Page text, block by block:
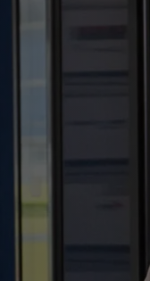
1. Datenschutz
Die folgenden
darüber, was mit
wenn Sie diese
Daten sind alle
werden können.
Datenschutz